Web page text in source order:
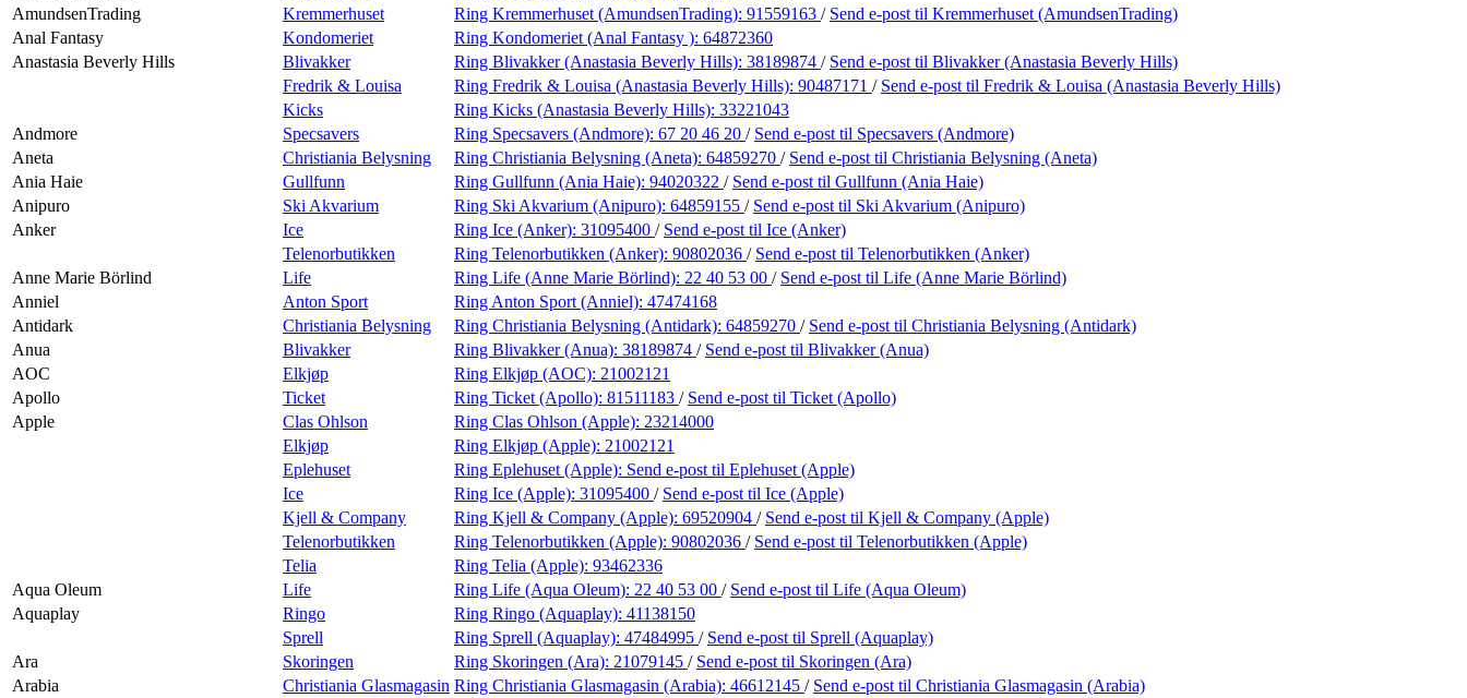
AmundsenTrading
Kremmerhuset Ring Kremmerhuset (AmundsenTrading): 91559163 / Send e-post til Kremmerhuset (AmundsenTrading)
Anal Fantasy
Kondomeriet Ring Kondomeriet (Anal Fantasy ): 64872360
Anastasia Beverly Hills
Blivakker Ring Blivakker (Anastasia Beverly Hills): 38189874 / Send e-post til Blivakker (Anastasia Beverly Hills)
Fredrik & Louisa
Ring Fredrik & Louisa (Anastasia Beverly Hills): 90487171 / Send e-post til Fredrik & Louisa (Anastasia Beverly Hills)
Kicks
Ring Kicks (Anastasia Beverly Hills): 33221043
Andmore
Specsavers Ring Specsavers (Andmore): 67 20 46 20 / Send e-post til Specsavers (Andmore)
Aneta
Christiania Belysning Ring Christiania Belysning (Aneta): 64859270 / Send e-post til Christiania Belysning (Aneta)
Ania Haie
Gullfunn Ring Gullfunn (Ania Haie): 94020322 / Send e-post til Gullfunn (Ania Haie)
Anipuro
Ski Akvarium Ring Ski Akvarium (Anipuro): 64859155 / Send e-post til Ski Akvarium (Anipuro)
Anker
Ice Ring Ice (Anker): 31095400 / Send e-post til Ice (Anker)
Telenorbutikken
Ring Telenorbutikken (Anker): 90802036 / Send e-post til Telenorbutikken (Anker)
Anne Marie Börlind
Life Ring Life (Anne Marie Börlind): 22 40 53 00 / Send e-post til Life (Anne Marie Börlind)
Anniel
Anton Sport Ring Anton Sport (Anniel): 47474168
Antidark
Christiania Belysning Ring Christiania Belysning (Antidark): 64859270 / Send e-post til Christiania Belysning (Antidark)
Anua
Blivakker Ring Blivakker (Anua): 38189874 / Send e-post til Blivakker (Anua)
AOC
Elkjøp Ring Elkjøp (AOC): 21002121
Apollo
Ticket Ring Ticket (Apollo): 81511183 / Send e-post til Ticket (Apollo)
Apple
Clas Ohlson Ring Clas Ohlson (Apple): 23214000
Elkjøp
Ring Elkjøp (Apple): 21002121
Eplehuset
Ring Eplehuset (Apple): Send e-post til Eplehuset (Apple)
Ice
Ring Ice (Apple): 31095400 / Send e-post til Ice (Apple)
Kjell & Company
Ring Kjell & Company (Apple): 69520904 / Send e-post til Kjell & Company (Apple)
Telenorbutikken
Ring Telenorbutikken (Apple): 90802036 / Send e-post til Telenorbutikken (Apple)
Telia
Ring Telia (Apple): 93462336
Aqua Oleum
Life Ring Life (Aqua Oleum): 22 40 53 00 / Send e-post til Life (Aqua Oleum)
Aquaplay
Ringo Ring Ringo (Aquaplay): 41138150
Sprell
Ring Sprell (Aquaplay): 47484995 / Send e-post til Sprell (Aquaplay)
Ara
Skoringen Ring Skoringen (Ara): 21079145 / Send e-post til Skoringen (Ara)
Arabia
Christiania Glasmagasin Ring Christiania Glasmagasin (Arabia): 46612145 / Send e-post til Christiania Glasmagasin (Arabia)